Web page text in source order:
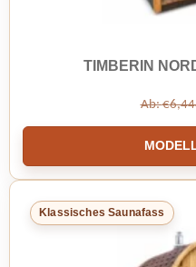
TIMBERIN
Ab:€
Klassisches Saunafass